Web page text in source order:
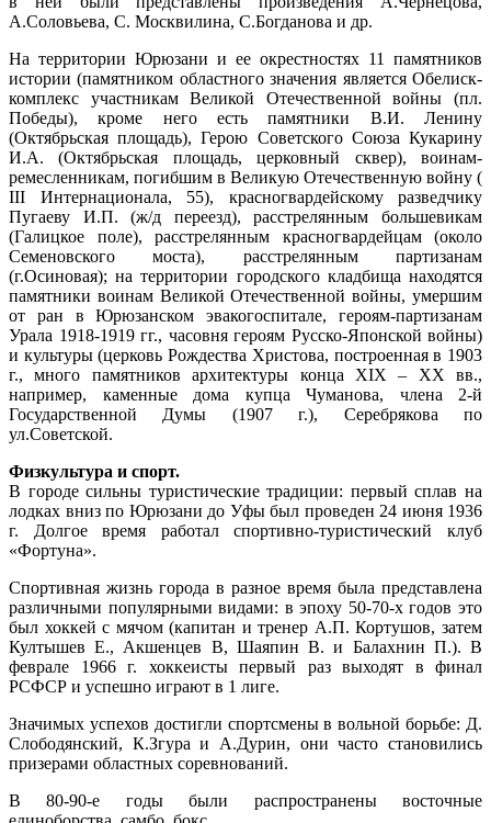
А.Соловьева, С. Москвилина, С.Богданова и др.
На территории Юрюзани и ее окрестностях 11 памятников
истории (памятником областного значения является Обелиск-
комплекс участникам Великой Отечественной войны (пл.
Победы), кроме него есть памятники В.И. Ленину
(Октябрьская площадь), Герою Советского Союза Кукарину
И.А. (Октябрьская площадь, церковный сквер), воинам-
ремесленникам, погибшим в Великую Отечественную войну (
III Интернационала, 55), красногвардейскому разведчику
Пугаеву И.П. (ж/д переезд), расстрелянным большевикам
(Галицкое поле), расстрелянным красногвардейцам (около
Семеновского моста), расстрелянным партизанам
(г.Осиновая); на территории городского кладбища находятся
памятники воинам Великой Отечественной войны, умершим
от ран в Юрюзанском эвакогоспитале, героям-партизанам
Урала 1918-1919 гг., часовня героям Русско-Японской войны)
и культуры (церковь Рождества Христова, построенная в 1903
г., много памятников архитектуры конца ХIХ – ХХ вв.,
например, каменные дома купца Чуманова, члена 2-й
Государственной Думы (1907 г.), Серебрякова по
ул.Советской.
Физкультура и спорт.
В городе сильны туристические традиции: первый сплав на
лодках вниз по Юрюзани до Уфы был проведен 24 июня 1936
г. Долгое время работал спортивно-туристический клуб
«Фортуна».
Спортивная жизнь города в разное время была представлена
различными популярными видами: в эпоху 50-70-х годов это
был хоккей с мячом (капитан и тренер А.П. Кортушов, затем
Култышев Е., Акшенцев В, Шаяпин В. и Балахнин П.). В
феврале 1966 г. хоккеисты первый раз выходят в финал
РСФСР и успешно играют в 1 лиге.
Значимых успехов достигли спортсмены в вольной борьбе: Д.
Слободянский, К.Згура и А.Дурин, они часто становились
призерами областных соревнований.
В 80-90-е годы были распространены восточные